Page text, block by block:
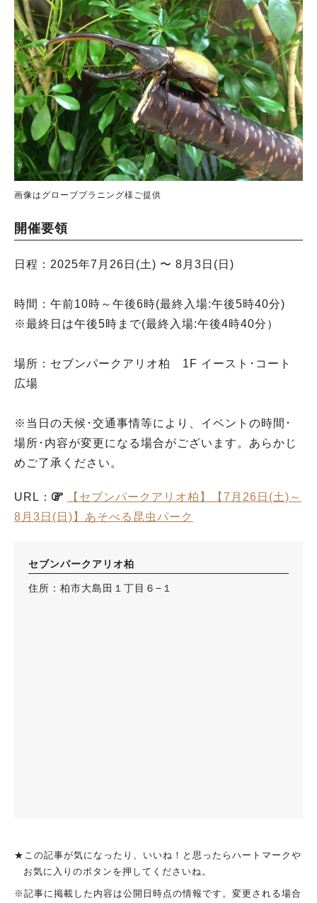
画像はグローブプラニング様ご提供
開催要領
日程：2025年7月26日(土) 〜 8月3日(日)
時間：午前10時～午後6時(最終入場:午後5時40分)
※最終日は午後5時まで(最終入場:午後4時40分）
場所：セブンパークアリオ柏 1F イースト･コート
広場
※当日の天候･交通事情等により、イベントの時間･
場所･内容が変更になる場合がございます。あらかじ
めご了承ください。
URL：
【セブンパークアリオ柏】【7月26日(土)～
8月3日(日)】あそべる昆虫パーク
セブンパークアリオ柏
住所：柏市大島田１丁目６−１
★この記事が気になったり、いいね！と思ったらハートマークや
お気に入りのボタンを押してくださいね。
※記事に掲載した内容は公開日時点の情報です。変更される場合